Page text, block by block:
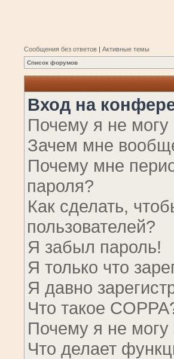
Сообщения без ответов | Активные темы
Список форумов
Вход на
Почему я не могу
Зачем мне
Почему мне
пароля?
Как сделать,
пользователей?
Я забыл пароль!
Я только что
Я давно
Что такое
Почему я не могу
Что делает